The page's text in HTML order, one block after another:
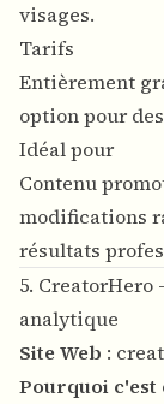
visages.
Tarifs
Entièrement
option pour
Idéal pour
Contenu
modifications
résultats
5.
analytique
Site Web :
Pourquoi c'est